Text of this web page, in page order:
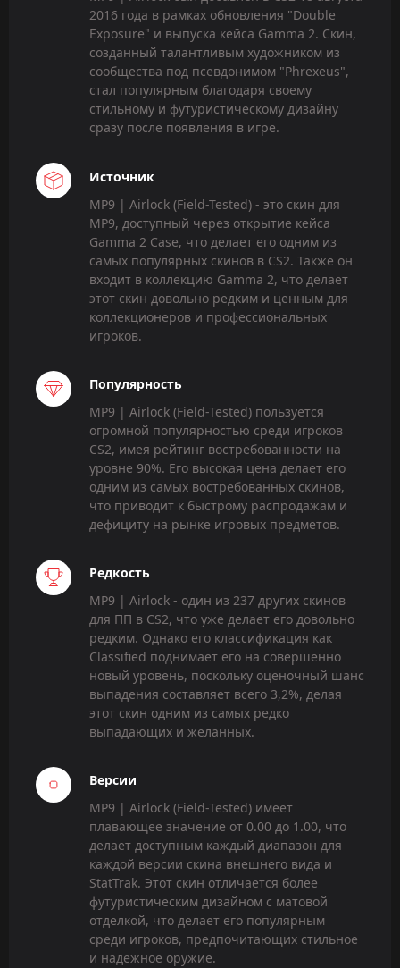
2016 года в рамках обновления "Double
Exposure" и выпуска кейса Gamma 2. Скин,
созданный талантливым художником из
сообщества под псевдонимом "Phrexeus",
стал популярным благодаря своему
стильному и футуристическому дизайну
сразу после появления в игре.
Источник
MP9 | Airlock (Field-Tested) - это скин для
MP9, доступный через открытие кейса
Gamma 2 Case, что делает его одним из
самых популярных скинов в CS2. Также он
входит в коллекцию Gamma 2, что делает
этот скин довольно редким и ценным для
коллекционеров и профессиональных
игроков.
Популярность
MP9 | Airlock (Field-Tested) пользуется
огромной популярностью среди игроков
CS2, имея рейтинг востребованности на
уровне 90%. Его высокая цена делает его
одним из самых востребованных скинов,
что приводит к быстрому распродажам и
дефициту на рынке игровых предметов.
Редкость
MP9 | Airlock - один из 237 других скинов
для ПП в CS2, что уже делает его довольно
редким. Однако его классификация как
Classified поднимает его на совершенно
новый уровень, поскольку оценочный шанс
выпадения составляет всего 3,2%, делая
этот скин одним из самых редко
выпадающих и желанных.
Версии
MP9 | Airlock (Field-Tested) имеет
плавающее значение от 0.00 до 1.00, что
делает доступным каждый диапазон для
каждой версии скина внешнего вида и
StatTrak. Этот скин отличается более
футуристическим дизайном с матовой
отделкой, что делает его популярным
среди игроков, предпочитающих стильное
и надежное оружие.